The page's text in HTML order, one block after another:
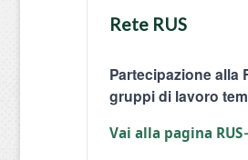
Rete RUS
Partecipazione alla
gruppi di lavoro
Vai alla pagina RUS